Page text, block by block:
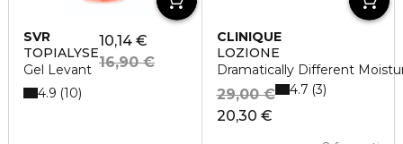
SVR
TOPIALYSE
Gel Levant
10,14 €
16,90 €
4.9 10
CLINIQUE
LOZIONE
Dramatically Different
20,30 €
29,00 € 4.7 3